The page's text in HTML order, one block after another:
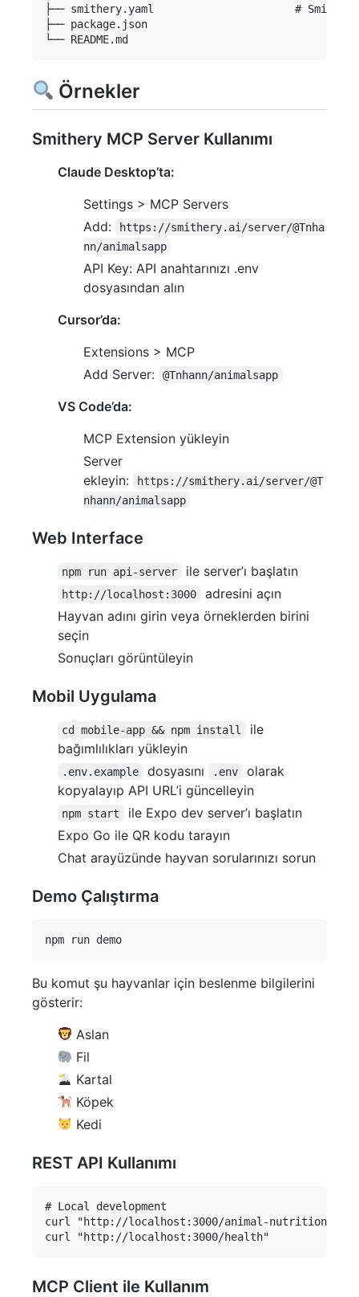
├── smithery.yaml                      # Smithery
├── package.json
Örnekler
Smithery MCP Server Kullanımı
Claude Desktop’ta:
Settings > MCP Servers
Add:
https://smithery.ai/server/@Tnha
nn/animalsapp
API Key: API anahtarınızı .env
dosyasından alın
Cursor’da:
Extensions > MCP
Add Server:
@Tnhann/animalsapp
VS Code’da:
MCP Extension yükleyin
Server
ekleyin:
https://smithery.ai/server/@T
nhann/animalsapp
Web Interface
npm run api-server ile server’ı başlatın
http://localhost:3000
adresini açın
Hayvan adını girin veya örneklerden birini
seçin
Sonuçları görüntüleyin
Mobil Uygulama
cd mobile-app && npm install
ile
bağımlılıkları yükleyin
.env.example dosyasını .env
olarak
kopyalayıp API URL’i güncelleyin
npm start
ile Expo dev server’ı başlatın
Expo Go ile QR kodu tarayın
Chat arayüzünde hayvan sorularınızı sorun
Demo Çalıştırma
Bu komut şu hayvanlar için beslenme bilgilerini
gösterir:
Aslan
Fil
Kartal
Köpek
Kedi
REST API Kullanımı
# Local development
curl "http://localhost:3000/animal-
MCP Client ile Kullanım